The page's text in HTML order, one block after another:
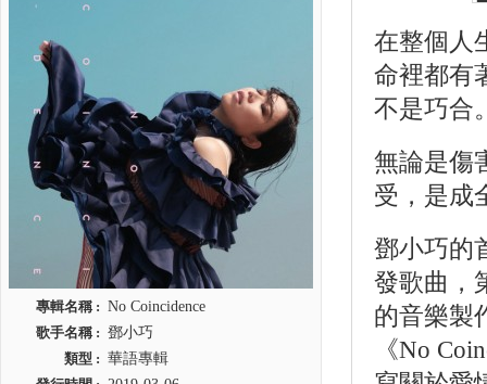
專輯名稱 : No Coincidence
歌手名稱 : 鄧小巧
類型 : 華語專輯
在整個人
命裡都有
不是巧合
無論是傷
受，是成
鄧小巧的
發歌曲，
的音樂製
《No